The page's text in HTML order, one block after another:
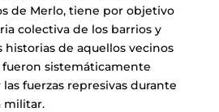
de Merlo, tiene por objetivo
colectiva de los barrios y
historias de aquellos vecinos
sistemáticamente
fuerzas represivas durante
militar.